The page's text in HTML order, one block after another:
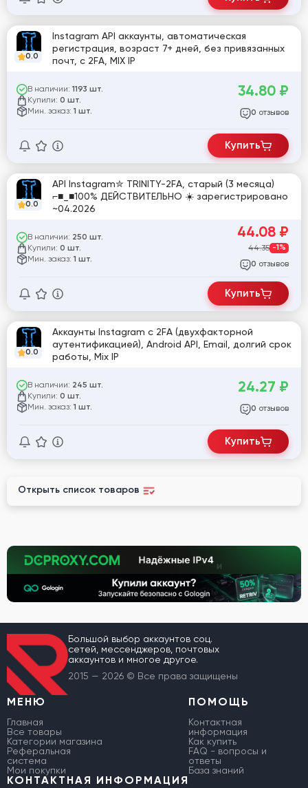
0.0
Instagram API аккаунты, автоматическая
регистрация, возраст 7+ дней, без привязанных
почт, с 2FA, MIX IP
В наличии: 1193 шт.
Купили: 0 шт.
Мин. заказ: 1 шт.
34.80 ₽
0 отзывов
Купить
0.0
API Instagram✮ TRINITY-2FA, старый (3 месяца)
⌐■_■100% ДЕЙСТВИТЕЛЬНО ☀️ зарегистрировано
~04.2026
В наличии: 250 шт.
Купили: 0 шт.
Мин. заказ: 1 шт.
44.08 ₽
44.35 -1%
0 отзывов
Купить
0.0
Аккаунты Instagram с 2FA (двухфакторной
аутентификацией), Android API, Email, долгий срок
работы, Mix IP
В наличии: 245 шт.
Купили: 0 шт.
Мин. заказ: 1 шт.
24.27 ₽
0 отзывов
Купить
Открыть список товаров
Большой выбор аккаунтов соц.
сетей, мессенджеров, почтовых
аккаунтов и многое другое.
2015 — 2026 © Все права защищены
МЕНЮ
Главная
Все товары
Категории магазина
Реферальная
система
Мои покупки
ПОМОЩЬ
Контактная
информация
Как купить
FAQ - вопросы и
ответы
База знаний
КОНТАКТНАЯ ИНФОРМАЦИЯ